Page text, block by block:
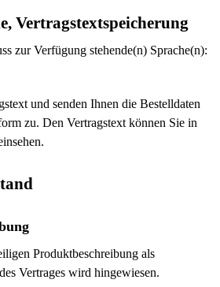
Vertragstextspeicherung
zur Verfügung stehende(n) Sprache(n):
und senden Ihnen die Bestelldaten
zu. Den Vertragstext können Sie in
Produktbeschreibung als
Vertrages wird hingewiesen.